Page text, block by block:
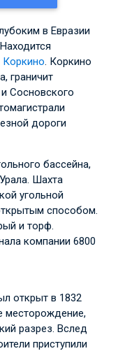
в Евразии
Коркино. Коркино
граничит
Сосновского
дороги
бассейна,
Шахта
угольной
способом.
и торф.
компании 6800
открыт в 1832
месторождение,
разрез. Вслед
приступили